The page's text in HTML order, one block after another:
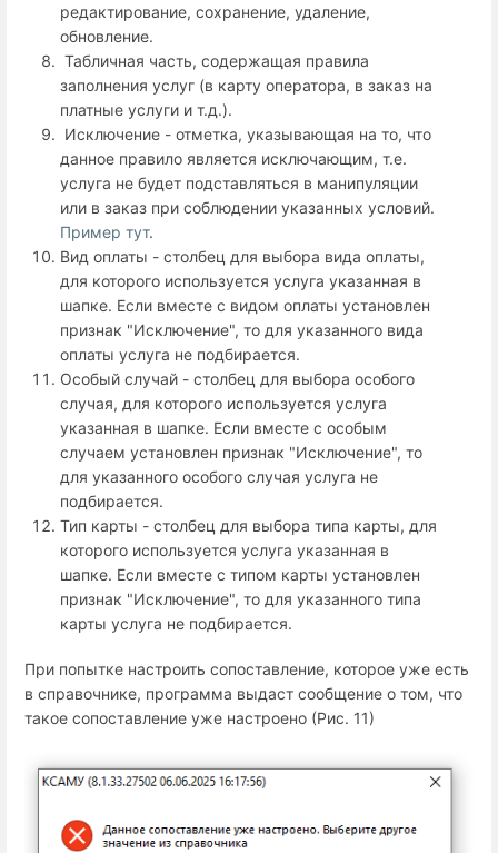
редактирование, сохранение, удаление,
обновление.
Табличная часть, содержащая правила
заполнения услуг (в карту оператора, в заказ на
платные услуги и т.д.).
Исключение - отметка, указывающая на то, что
данное правило является исключающим, т.е.
услуга не будет подставляться в манипуляции
или в заказ при соблюдении указанных условий.
Пример тут.
Вид оплаты - столбец для выбора вида оплаты,
для которого используется услуга указанная в
шапке. Если вместе с видом оплаты установлен
признак "Исключение", то для указанного вида
оплаты услуга не подбирается.
Особый случай - столбец для выбора особого
случая, для которого используется услуга
указанная в шапке. Если вместе с особым
случаем установлен признак "Исключение", то
для указанного особого случая услуга не
подбирается.
Тип карты - столбец для выбора типа карты, для
которого используется услуга указанная в
шапке. Если вместе с типом карты установлен
признак "Исключение", то для указанного типа
карты услуга не подбирается.
При попытке настроить сопоставление, которое уже есть
в справочнике, программа выдаст сообщение о том, что
такое сопоставление уже настроено (Рис. 11)